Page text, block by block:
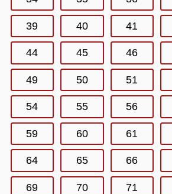
39 40 41
44 45 46
49 50 51
54 55 56
59 60 61
64 65 66
69 70 71